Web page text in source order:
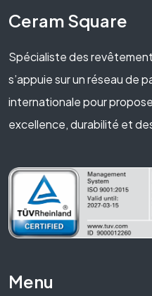
Ceram Square
Spécialiste des
s’appuie sur un réseau de
internationale pour
excellence, durabilité et
Menu